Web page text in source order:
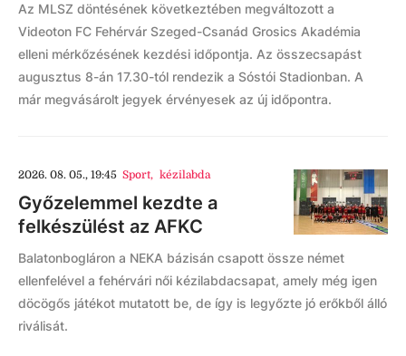
Az MLSZ döntésének következtében megváltozott a
Videoton FC Fehérvár Szeged-Csanád Grosics Akadémia
elleni mérkőzésének kezdési időpontja. Az összecsapást
augusztus 8-án 17.30-tól rendezik a Sóstói Stadionban. A
már megvásárolt jegyek érvényesek az új időpontra.
2026. 08. 05., 19:45 Sport, kézilabda
Győzelemmel kezdte a
felkészülést az AFKC
Balatonbogláron a NEKA bázisán csapott össze német
ellenfelével a fehérvári női kézilabdacsapat, amely még igen
döcögős játékot mutatott be, de így is legyőzte jó erőkből álló
riválisát.